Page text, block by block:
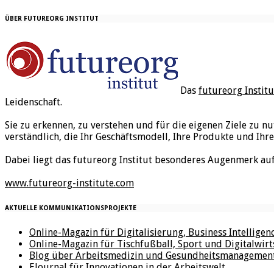
ÜBER FUTUREORG INSTITUT
Das futureorg
Leidenschaft.
Sie zu erkennen, zu verstehen und für die eigenen Ziele
verständlich, die Ihr Geschäftsmodell, Ihre Produkte und
Dabei liegt das futureorg Institut besonderes Augenmerk
www.futureorg-institute.com
AKTUELLE KOMMUNIKATIONSPROJEKTE
Online-Magazin für Digitalisierung, Business
Online-Magazin für Tischfußball, Sport und
Blog über Arbeitsmedizin und